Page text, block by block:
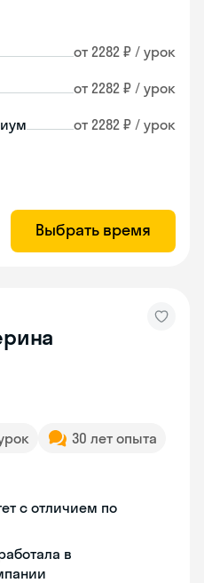
от 2282 ₽ / урок
от 2282 ₽ / урок
от 2282 ₽ / урок
Выбрать время
30 лет опыта
с отличием по
в